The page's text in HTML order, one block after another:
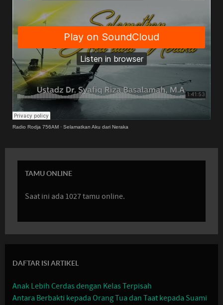
Radio Rodja 756AM · Selamatkan Aku dari Neraka
TAMU ONLINE
Saat ini ada 1027 tamu online.
DAFTAR ISI ARTIKEL
Anak Lebih Cerdas dengan Kelas Terpisah
Antara Berbakti kepada Orang Tua dan Taat kepada Suami